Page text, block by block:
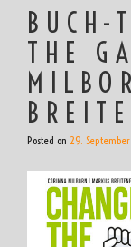
BUCH-
THE
Posted on 29.